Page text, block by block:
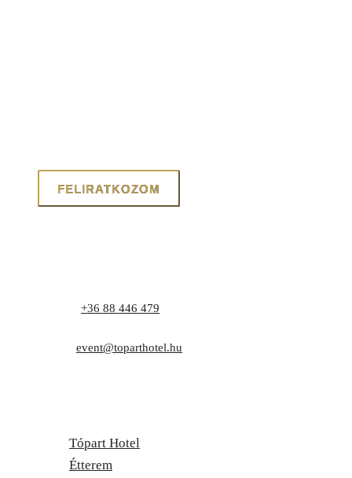
+36 88 446 479
event@toparthotel.hu
Tópart Hotel
Étterem